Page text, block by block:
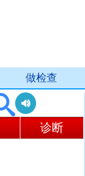
做检查
诊断